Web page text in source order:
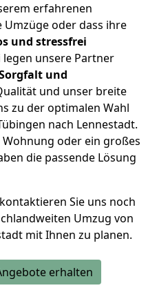
erfahrenen
oder dass ihre
und stressfrei
unsere Partner
und
und unser breite
zu der optimalen Wahl
nach Lennestadt.
Wohnung oder ein großes
die passende Lösung
Sie uns noch
Umzug von
mit Ihnen zu planen.
erhalten